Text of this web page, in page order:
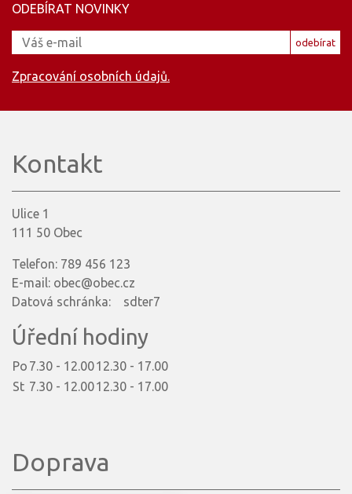
ODEBÍRAT NOVINKY
odebírat
Zpracování osobních údajů.
Kontakt
Ulice 1
111 50 Obec
Telefon: 789 456 123
E-mail: obec@obec.cz
Datová schránka: sdter7
Úřední hodiny
Po 7.30 - 12.0012.30 - 17.00
St 7.30 - 12.0012.30 - 17.00
Doprava